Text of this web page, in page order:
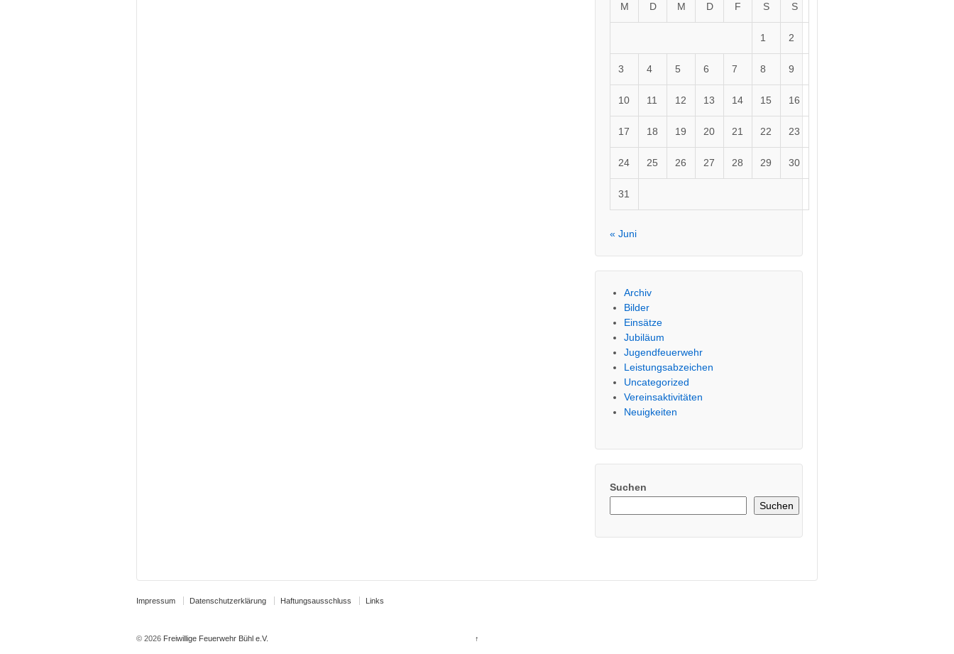
M D M D F S S
1 2
3 4 5 6 7 8 9
10 11 12 13 14 15 16
17 18 19 20 21 22 23
24 25 26 27 28 29 30
31
« Juni
Archiv
Bilder
Einsätze
Jubiläum
Jugendfeuerwehr
Leistungsabzeichen
Uncategorized
Vereinsaktivitäten
Neuigkeiten
Suchen
Suchen
Impressum Datenschutzerklärung Haftungsausschluss Links
© 2026 Freiwillige Feuerwehr Bühl e.V. ↑